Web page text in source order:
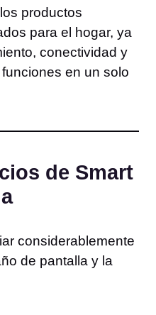
productos
para el hogar, ya
conectividad y
en un solo
de Smart
considerablemente
de pantalla y la